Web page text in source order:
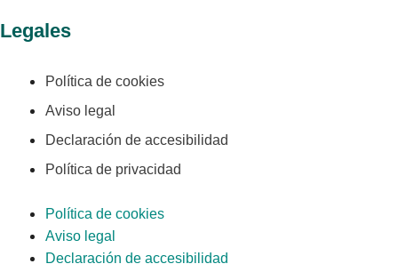
Legales
Política de cookies
Aviso legal
Declaración de accesibilidad
Política de privacidad
Política de cookies
Aviso legal
Declaración de accesibilidad